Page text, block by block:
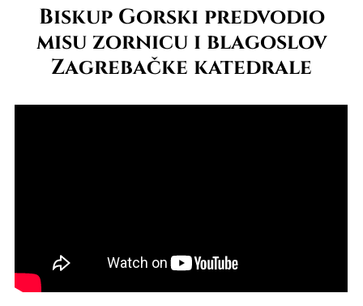
Biskup Gorski predvodio
misu zornicu i blagoslov
Zagrebačke katedrale